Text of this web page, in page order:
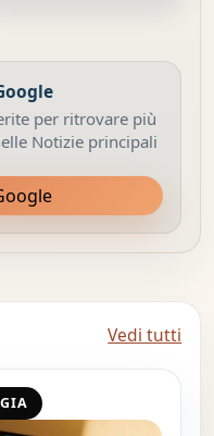
per ritrovare più
Notizie principali
Vedi tutti